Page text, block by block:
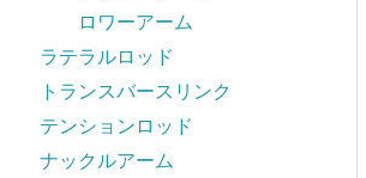
ロワーアーム
ラテラルロッド
トランスバースリンク
テンションロッド
ナックルアーム